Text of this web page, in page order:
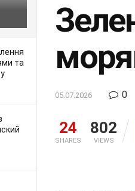
та
05.07.2026 0
24
SHARES
802
VIEWS